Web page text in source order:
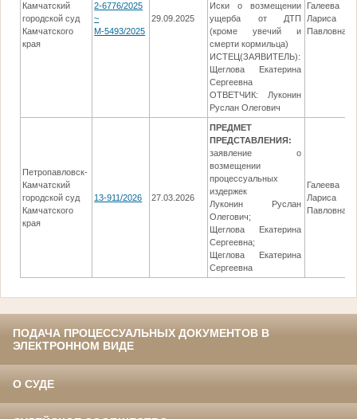
Камчатский
городской суд
Камчатского
края
2-6776/2025
~
М-5493/2025
29.09.2025
Иски о возмещении
ущерба от ДТП
(кроме увечий и
смерти кормильца)
ИСТЕЦ(ЗАЯВИТЕЛЬ):
Щеглова Екатерина
Сергеевна
ОТВЕТЧИК: Луконин
Руслан Олегович
Галеева
Лариса
Павловна
Петропавловск-
Камчатский
городской суд
Камчатского
края
13-911/2026 27.03.2026
ПРЕДМЕТ
ПРЕДСТАВЛЕНИЯ:
заявление о
возмещении
процессуальных
издержек
Луконин Руслан
Олегович;
Щеглова Екатерина
Сергеевна;
Щеглова Екатерина
Сергеевна
Галеева
Лариса
Павловна
ПОДАЧА ПРОЦЕССУАЛЬНЫХ ДОКУМЕНТОВ В
ЭЛЕКТРОННОМ ВИДЕ
О СУДЕ